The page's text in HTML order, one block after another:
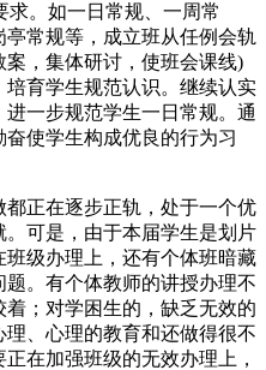
。如一日常规、一周常
常规等，成立班从任例会轨
，集体研讨，使班会课线)
育学生规范认识。继续认实
一步规范学生一日常规。通
使学生构成优良的行为习
正在逐步正轨，处于一个优
可是，由于本届学生是划片
级办理上，还有个体班暗藏
。有个体教师的讲授办理不
；对学困生的，缺乏无效的
、心理的教育和还做得很不
在加强班级的无效办理上，